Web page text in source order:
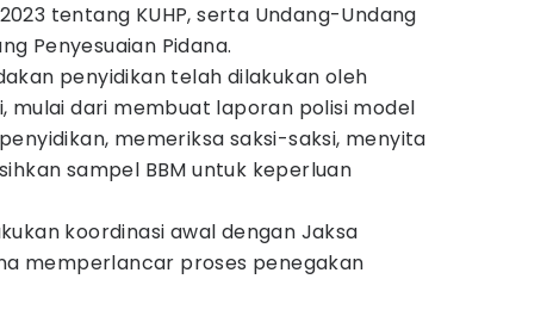
tentang KUHP, serta Undang-Undang
Penyesuaian Pidana.
penyidikan telah dilakukan oleh
mulai dari membuat laporan polisi model
memeriksa saksi-saksi, menyita
sampel BBM untuk keperluan
koordinasi awal dengan Jaksa
memperlancar proses penegakan